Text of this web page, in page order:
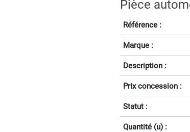
Pièce
Référence :
Marque :
Description :
Prix concession :
Statut :
Quantité (u) :